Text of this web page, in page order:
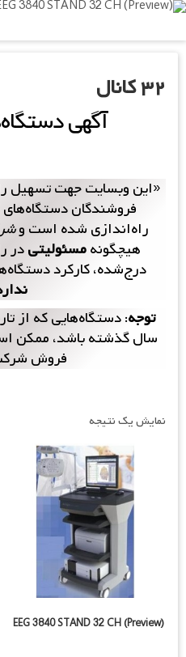
Skip
۳۲ کانال
آگهی‌
«این وبسایت جهت تسهیل
فروشندگان دستگاه‌های
راه‌اندازی شده است و
هیچگونهمسئولیتیدر
درج‌شده، کارکرد
توجه
سال گذشته باشد، ممکن
فروش
نمایش یک نتیجه
EEG 3840 STAND 32 CH (Preview)